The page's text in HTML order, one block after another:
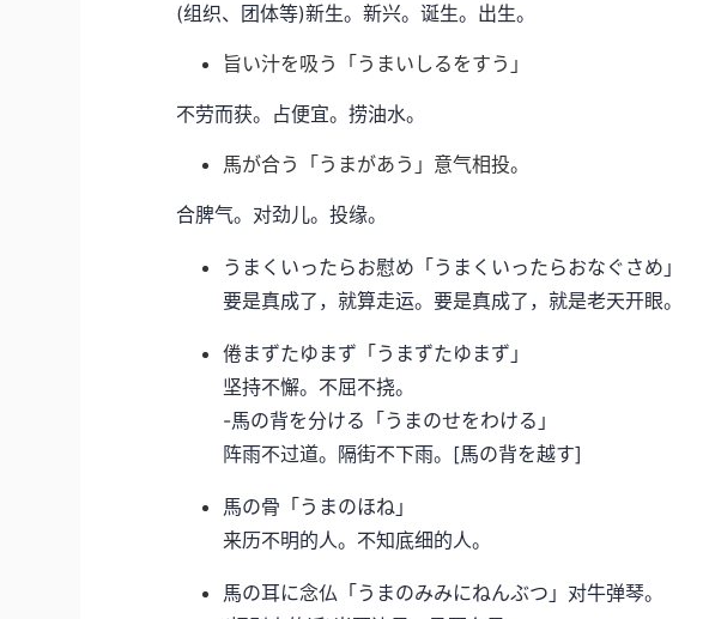
(组织、团体等)新生。新兴。诞生。出生。
旨い汁を吸う「うまいしるをすう」
不劳而获。占便宜。捞油水。
馬が合う「うまがあう」意气相投。
合脾气。对劲儿。投缘。
うまくいったらお慰め「うまくいったらおなぐさめ」
要是真成了，就算走运。要是真成了，就是老天开眼。
倦まずたゆまず「うまずたゆまず」
坚持不懈。不屈不挠。
-馬の背を分ける「うまのせをわける」
阵雨不过道。隔街不下雨。[馬の背を越す]
馬の骨「うまのほね」
来历不明的人。不知底细的人。
馬の耳に念仏「うまのみみにねんぶつ」对牛弹琴。